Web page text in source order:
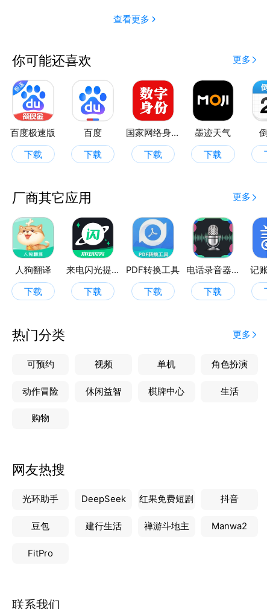
查看更多
你可能还喜欢 更多
百度极速版
下载
百度
下载
国家网络身份认证
下载
墨迹天气
下载
厂商其它应用 更多
人狗翻译
下载
来电闪光提醒
下载
PDF转换工具
下载
电话录音器软件
下载
记
热门分类 更多
可预约 视频 单机 角色扮演
动作冒险 休闲益智 棋牌中心 生活
购物
网友热搜
光环助手 DeepSeek 红果免费短剧 抖音
豆包 建行生活 禅游斗地主 Manwa2
FitPro
联系我们